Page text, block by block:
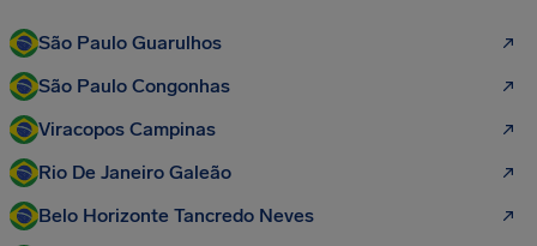
São Paulo Guarulhos
São Paulo Congonhas
Viracopos Campinas
Rio De Janeiro Galeão
Belo Horizonte Tancredo Neves